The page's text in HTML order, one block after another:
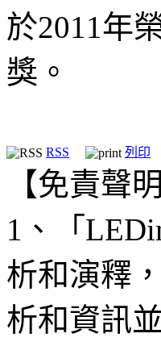
於2011年
獎。
RSS 列印
【免責聲明
1、「
析和演釋
析和資訊